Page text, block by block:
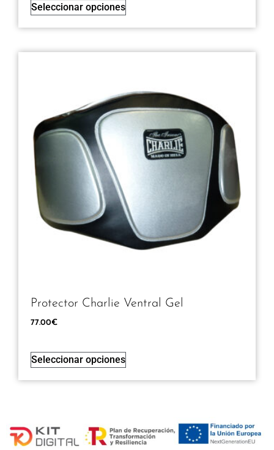
Seleccionar opciones
Protector Charlie Ventral Gel
77.00€
Seleccionar opciones